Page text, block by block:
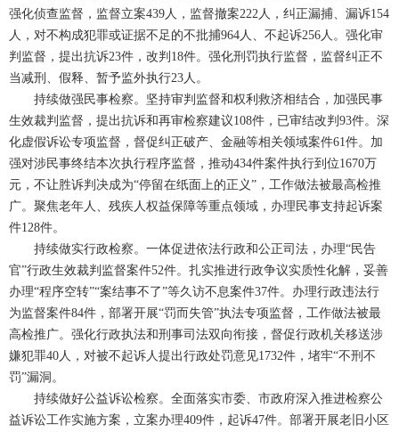
强化侦查监督，监督立案439人，监督撤案222人，纠正漏捕、漏诉154
人，对不构成犯罪或证据不足的不批捕964人、不起诉256人。强化审
判监督，提出抗诉23件，改判18件。强化刑罚执行监督，监督纠正不
当减刑、假释、暂予监外执行23人。
持续做强民事检察。坚持审判监督和权利救济相结合，加强民事
生效裁判监督，提出抗诉和再审检察建议108件，已审结改判93件。深
化虚假诉讼专项监督，督促纠正破产、金融等相关领域案件61件。加
强对涉民事终结本次执行程序监督，推动434件案件执行到位1670万
元，不让胜诉判决成为“停留在纸面上的正义”，工作做法被最高检推
广。聚焦老年人、残疾人权益保障等重点领域，办理民事支持起诉案
件128件。
持续做实行政检察。一体促进依法行政和公正司法，办理“民告
官”行政生效裁判监督案件52件。扎实推进行政争议实质性化解，妥善
办理“程序空转”“案结事不了”等久访不息案件37件。办理行政违法行
为监督案件84件，部署开展“罚而失管”执法专项监督，工作做法被最
高检推广。强化行政执法和刑事司法双向衔接，督促行政机关移送涉
嫌犯罪40人，对被不起诉人提出行政处罚意见1732件，堵牢“不刑不
罚”漏洞。
持续做好公益诉讼检察。全面落实市委、市政府深入推进检察公
益诉讼工作实施方案，立案办理409件，起诉47件。部署开展老旧小区